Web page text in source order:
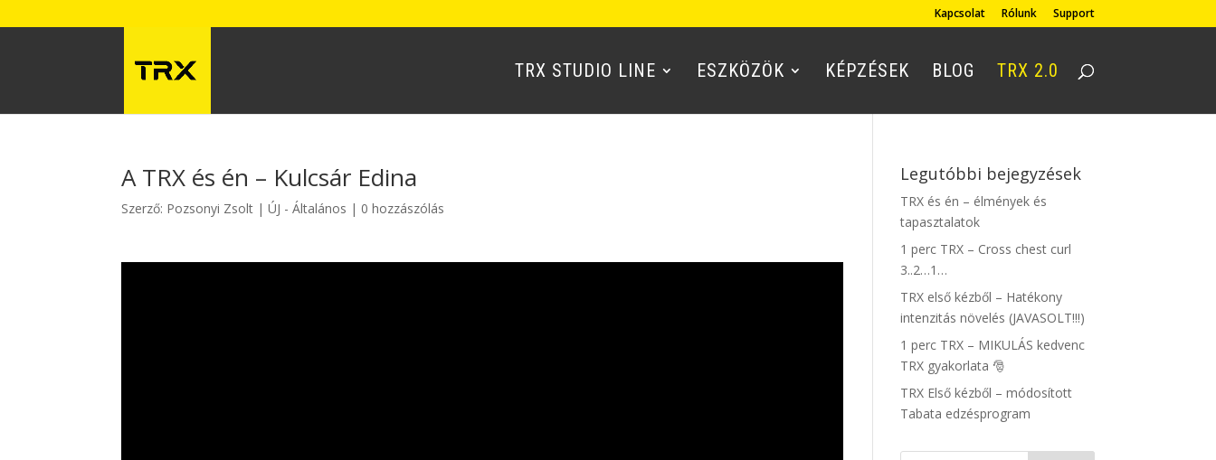
Kapcsolat Rólunk Support
TRX STUDIO LINE ESZKÖZÖK KÉPZÉSEK BLOG TRX 2.0
A TRX és én – Kulcsár Edina
Szerző: Pozsonyi Zsolt ÚJ - Általános 0 hozzászólás
Legutóbbi bejegyzések
TRX és én – élmények és
tapasztalatok
1 perc TRX – Cross chest curl
3..2…1…
TRX első kézből – Hatékony
intenzitás növelés (JAVASOLT!!!)
1 perc TRX – MIKULÁS kedvenc
TRX gyakorlata 🎅
TRX Első kézből – módosított
Tabata edzésprogram